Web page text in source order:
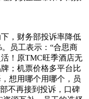
，财务部投诉率降低
员工表示：“合思商
！原TMC旺季酒店无
；机票价格多平台比
想用哪个用哪个，员
不再接到投诉，口碑